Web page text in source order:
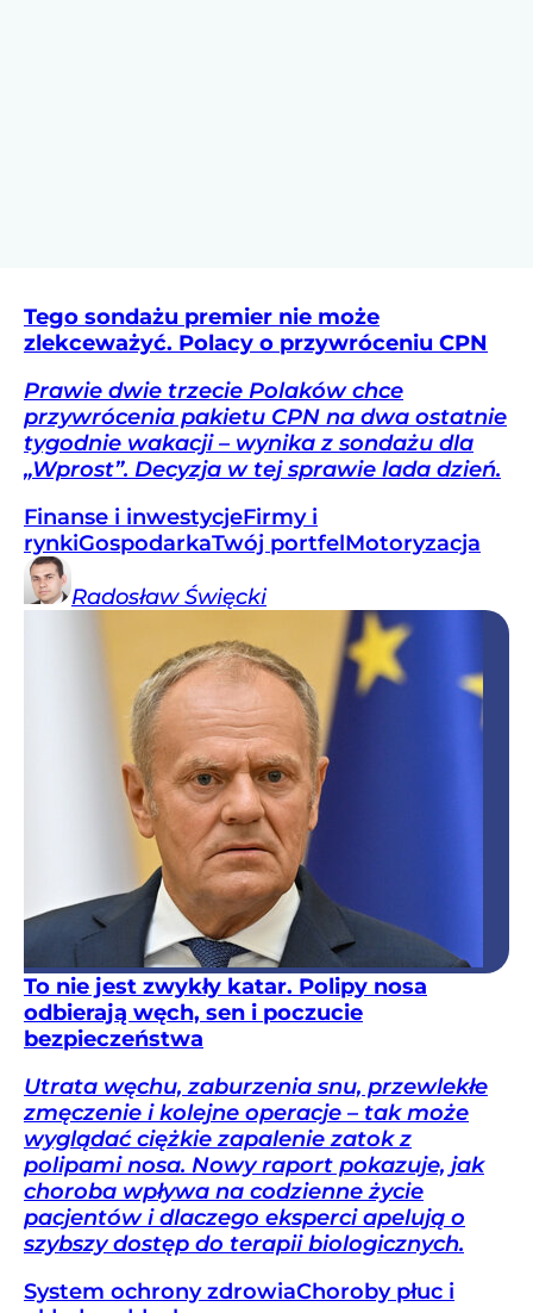
Tego sondażu premier nie może
zlekceważyć. Polacy o przywróceniu CPN
Prawie dwie trzecie Polaków chce
przywrócenia pakietu CPN na dwa ostatnie
tygodnie wakacji – wynika z sondażu dla
„Wprost”. Decyzja w tej sprawie lada dzień.
Finanse i inwestycjeFirmy i
rynkiGospodarkaTwój portfelMotoryzacja
Radosław Święcki
To nie jest zwykły katar. Polipy nosa
odbierają węch, sen i poczucie
bezpieczeństwa
Utrata węchu, zaburzenia snu, przewlekłe
zmęczenie i kolejne operacje – tak może
wyglądać ciężkie zapalenie zatok z
polipami nosa. Nowy raport pokazuje, jak
choroba wpływa na codzienne życie
pacjentów i dlaczego eksperci apelują o
szybszy dostęp do terapii biologicznych.
System ochrony zdrowiaChoroby płuc i